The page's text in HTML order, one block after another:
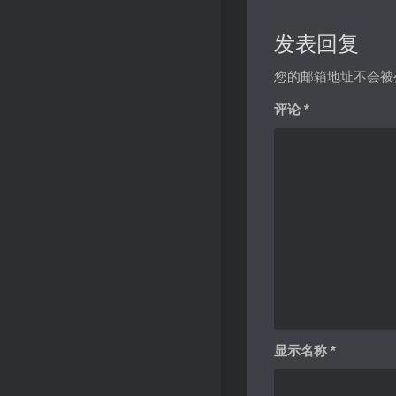
发表回复
您的邮箱地址不会被
评论 *
显示名称 *